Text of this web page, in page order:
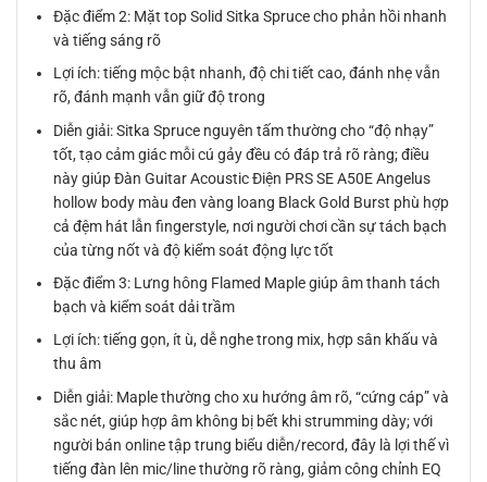
Đặc điểm 2: Mặt top Solid Sitka Spruce cho phản hồi nhanh
và tiếng sáng rõ
Lợi ích: tiếng mộc bật nhanh, độ chi tiết cao, đánh nhẹ vẫn
rõ, đánh mạnh vẫn giữ độ trong
Diễn giải: Sitka Spruce nguyên tấm thường cho “độ nhạy”
tốt, tạo cảm giác mỗi cú gảy đều có đáp trả rõ ràng; điều
này giúp Đàn Guitar Acoustic Điện PRS SE A50E Angelus
hollow body màu đen vàng loang Black Gold Burst phù hợp
cả đệm hát lẫn fingerstyle, nơi người chơi cần sự tách bạch
của từng nốt và độ kiểm soát động lực tốt
Đặc điểm 3: Lưng hông Flamed Maple giúp âm thanh tách
bạch và kiểm soát dải trầm
Lợi ích: tiếng gọn, ít ù, dễ nghe trong mix, hợp sân khấu và
thu âm
Diễn giải: Maple thường cho xu hướng âm rõ, “cứng cáp” và
sắc nét, giúp hợp âm không bị bết khi strumming dày; với
người bán online tập trung biểu diễn/record, đây là lợi thế vì
tiếng đàn lên mic/line thường rõ ràng, giảm công chỉnh EQ